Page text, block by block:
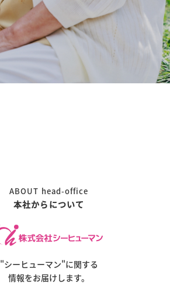
ABOUT head-office
本社からについて
"シーヒューマン"に関する
情報をお届けします。